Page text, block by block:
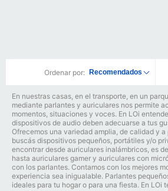
Ordenar por: Recomendados
En nuestras casas, en el transporte, en un
mediante parlantes y auriculares nos permite
momentos, situaciones y voces. En LOi
dispositivos de audio deben adecuarse a tus
Ofrecemos una variedad amplia, de calidad y
buscás dispositivos pequeños, portátiles y/o
encontrar desde auriculares inalámbricos, es
hasta auriculares gamer y auriculares con
con los parlantes. Contamos con los mejores
experiencia sea inigualable. Parlantes
ideales para tu hogar o para una fiesta. En LOi